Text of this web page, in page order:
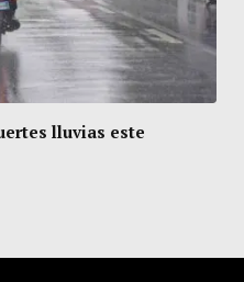
lluvias este